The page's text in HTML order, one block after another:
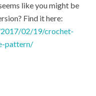
like you might be
Find it here:
02/19/crochet-
pattern/